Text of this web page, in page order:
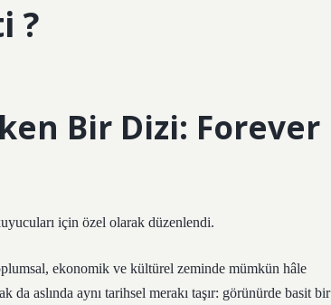
?
Bir Dizi: Forever
için özel olarak düzenlendi.
ekonomik ve kültürel zeminde mümkün hâle
aslında aynı tarihsel merakı taşır: görünürde basit bir